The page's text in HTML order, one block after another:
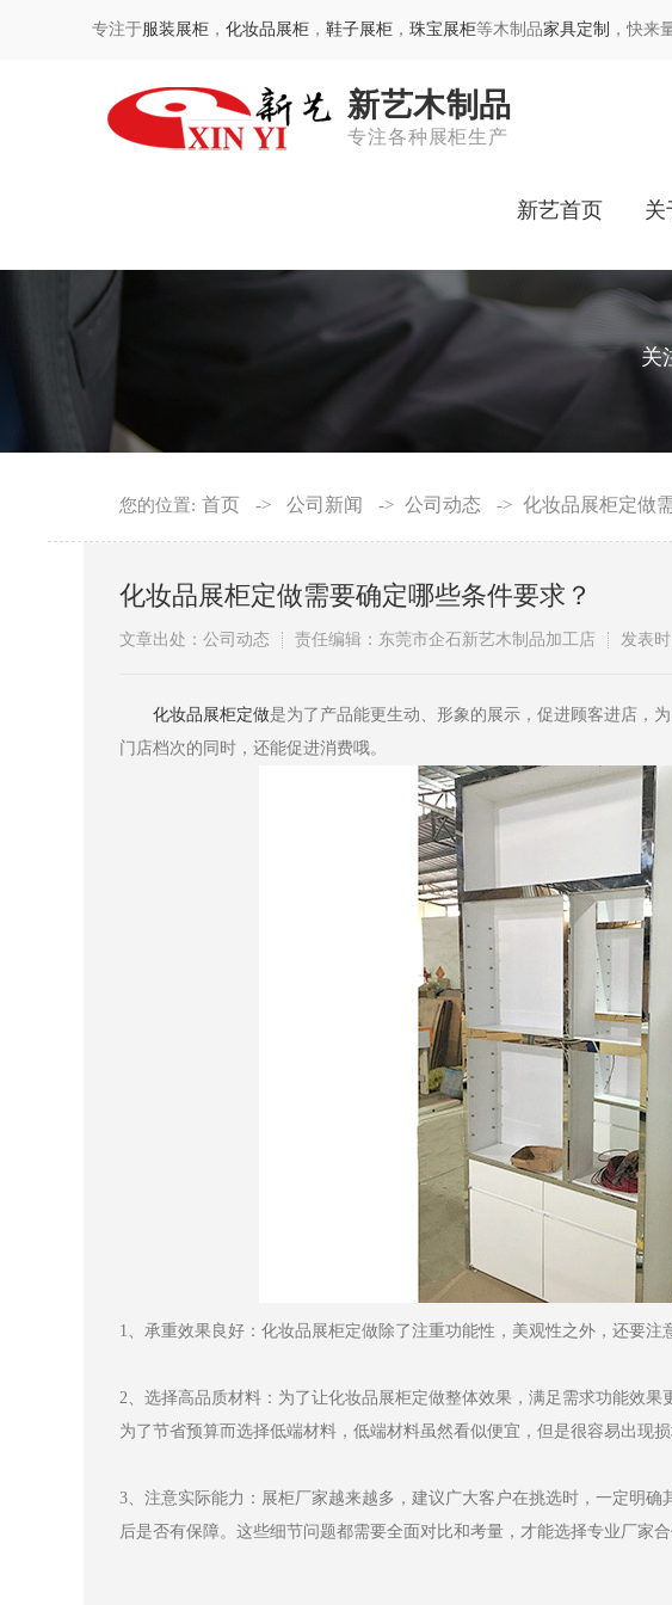
专注于服装展柜 ，化妆品展柜 ，鞋子展柜 ，珠宝展柜等木制品家具定制 ，快来
新艺木制品
专注各种展柜生产
新艺首页 关
关
您的位置: 首页 -> 公司新闻 -> 公司动态 -> 化妆品展柜定做
化妆品展柜定做需要确定哪些条件要求？
文章出处：公司动态 责任编辑：东莞市企石新艺木制品加工店 发表
​化妆品展柜定做是为了产品能更生动、形象的展示，促进顾客进店，
门店档次的同时，还能促进消费哦。
1、承重效果良好：化妆品展柜定做除了注重功能性，美观性之外，还要注
2、选择高品质材料：为了让化妆品展柜定做整体效果，满足需求功能效
为了节省预算而选择低端材料，低端材料虽然看似便宜，但是很容易出现损
3、注意实际能力：展柜厂家越来越多，建议广大客户在挑选时，一定明
后是否有保障。这些细节问题都需要全面对比和考量，才能选择专业厂家合